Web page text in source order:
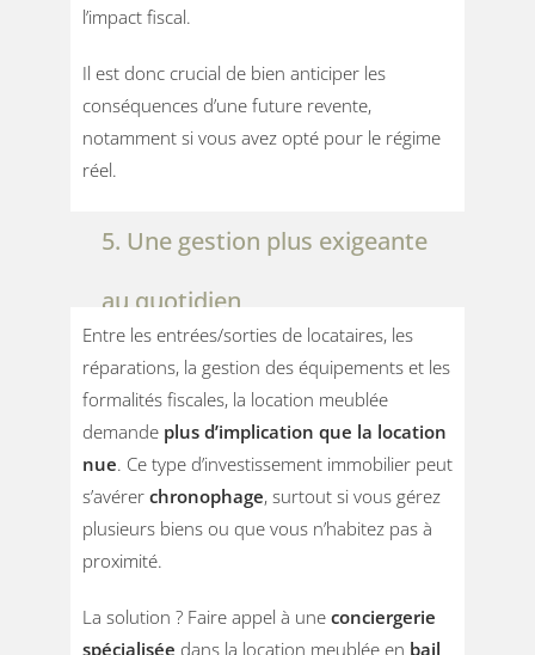
l’impact fiscal.
Il est donc crucial de bien anticiper les
conséquences d’une future revente,
notamment si vous avez opté pour le régime
réel.
5. Une gestion plus exigeante
au quotidien
Entre les entrées/sorties de locataires, les
réparations, la gestion des équipements et les
formalités fiscales, la location meublée
demande plus d’implication que la location
nue. Ce type d’investissement immobilier peut
s’avérer chronophage, surtout si vous gérez
plusieurs biens ou que vous n’habitez pas à
proximité.
La solution ? Faire appel à une conciergerie
spécialisée dans la location meublée en bail